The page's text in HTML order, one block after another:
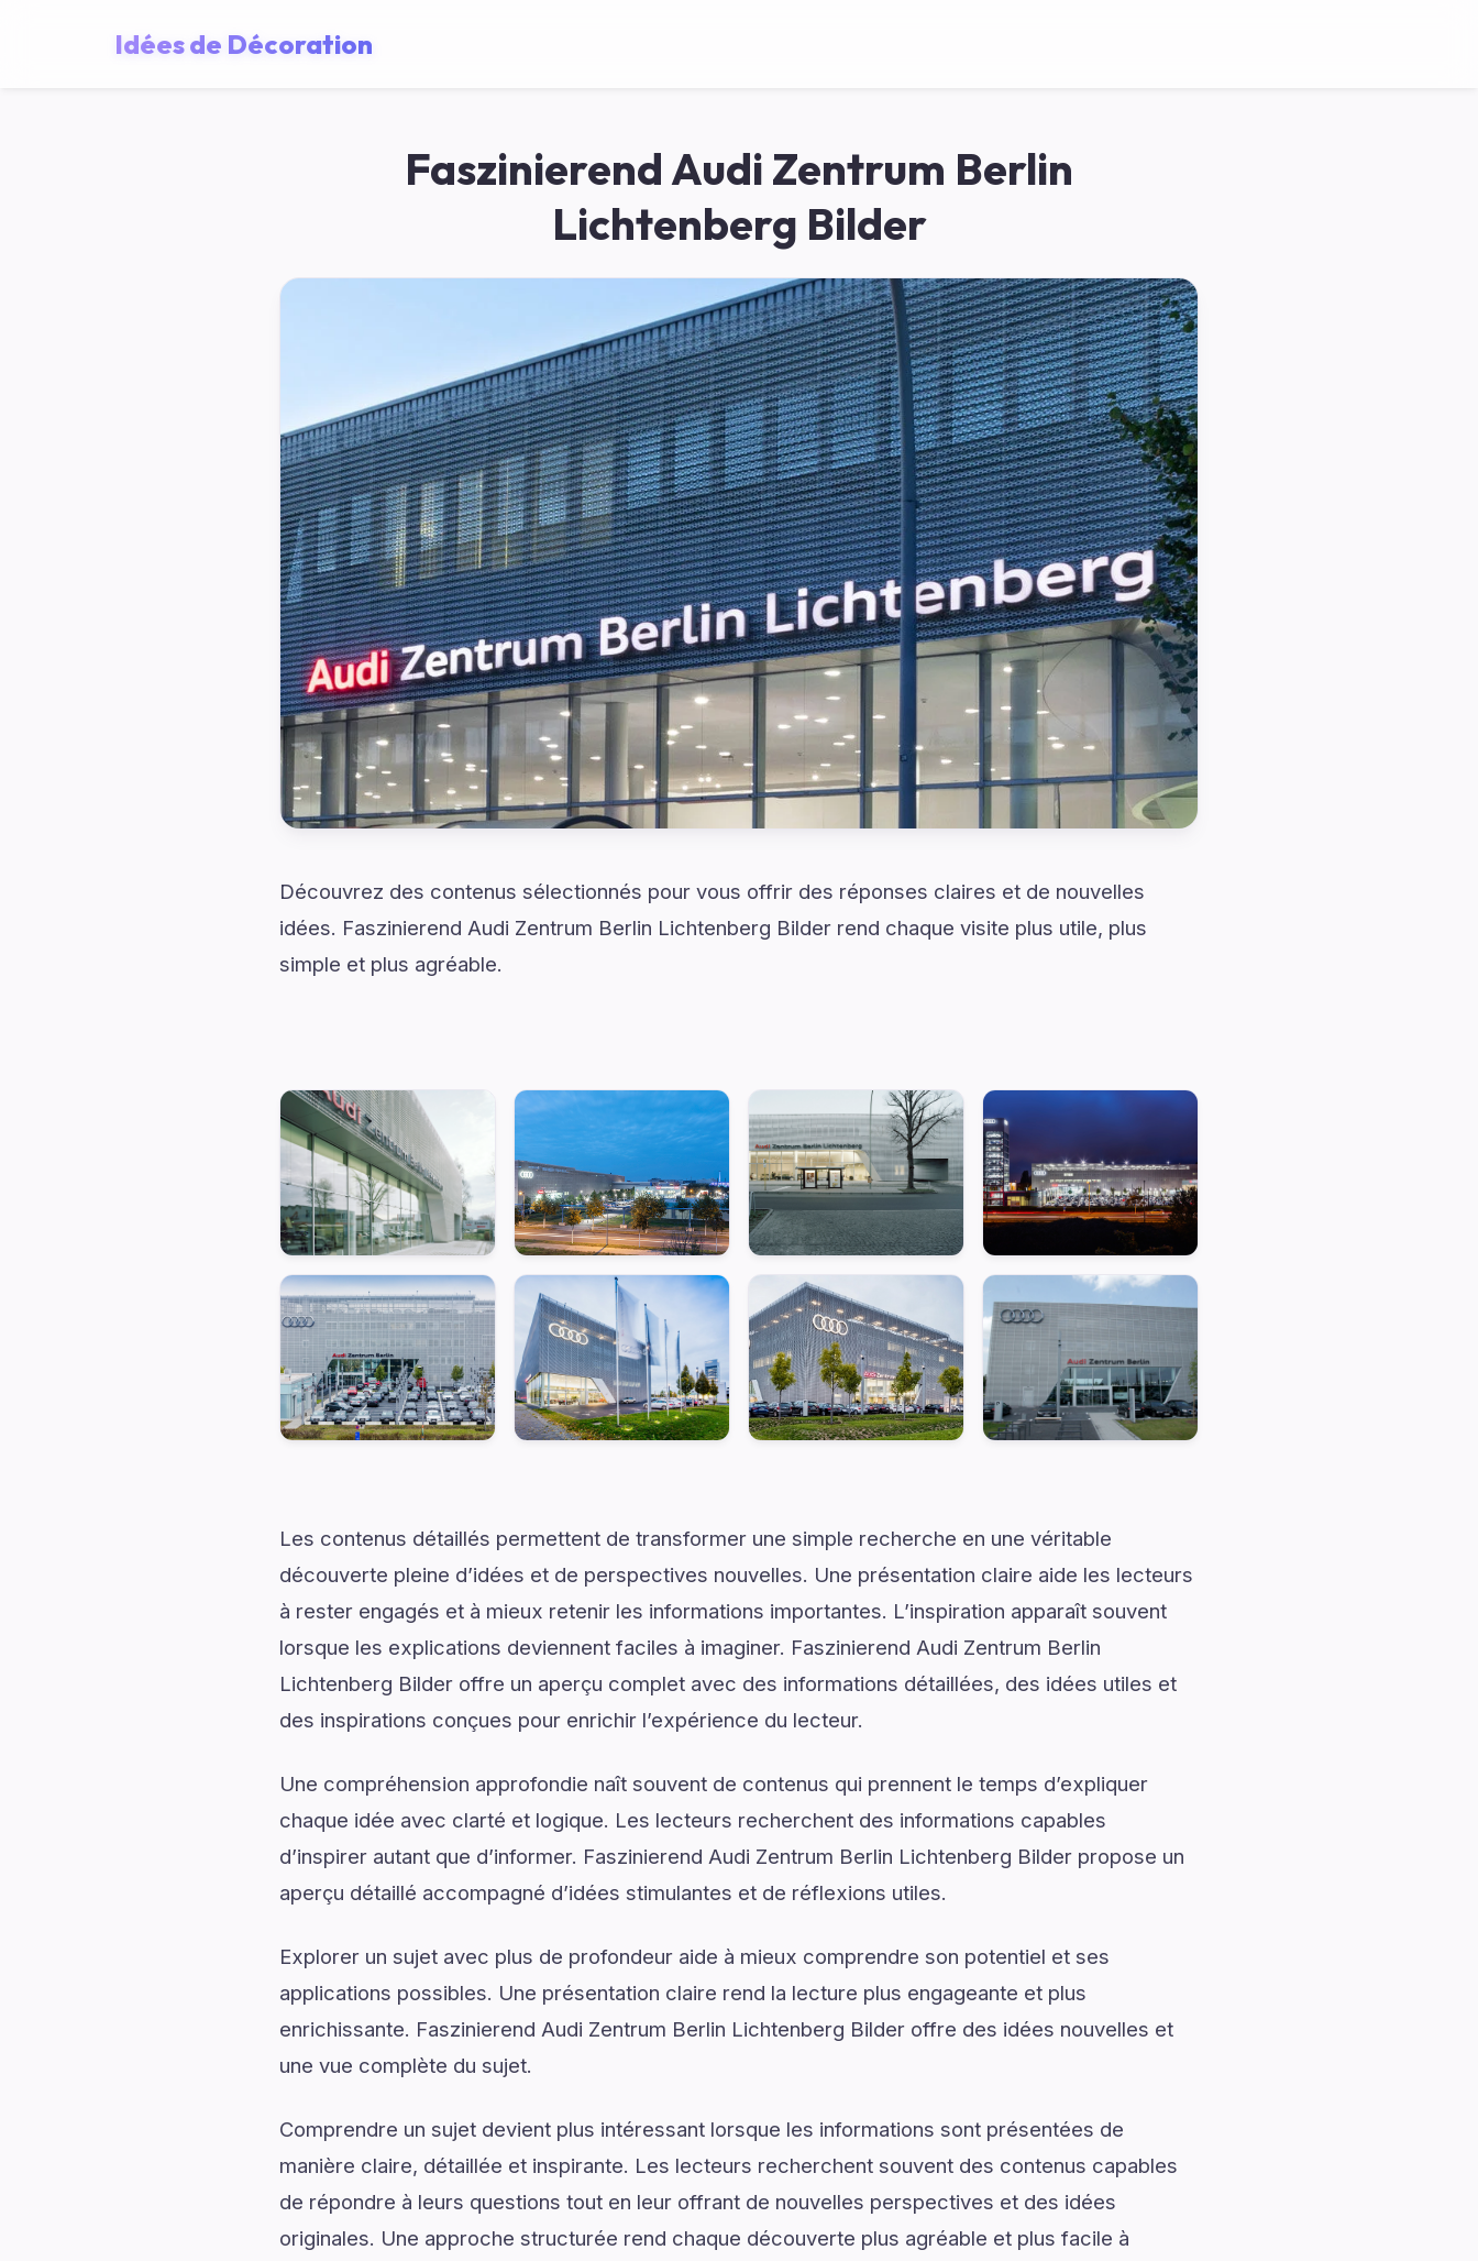
Idées de Décoration
Faszinierend Audi Zentrum Berlin
Lichtenberg Bilder
Découvrez des contenus sélectionnés pour vous offrir des réponses claires et de nouvelles
idées. Faszinierend Audi Zentrum Berlin Lichtenberg Bilder rend chaque visite plus utile, plus
simple et plus agréable.
Les contenus détaillés permettent de transformer une simple recherche en une véritable
découverte pleine d’idées et de perspectives nouvelles. Une présentation claire aide les lecteurs
à rester engagés et à mieux retenir les informations importantes. L’inspiration apparaît souvent
lorsque les explications deviennent faciles à imaginer. Faszinierend Audi Zentrum Berlin
Lichtenberg Bilder offre un aperçu complet avec des informations détaillées, des idées utiles et
des inspirations conçues pour enrichir l’expérience du lecteur.
Une compréhension approfondie naît souvent de contenus qui prennent le temps d’expliquer
chaque idée avec clarté et logique. Les lecteurs recherchent des informations capables
d’inspirer autant que d’informer. Faszinierend Audi Zentrum Berlin Lichtenberg Bilder propose un
aperçu détaillé accompagné d’idées stimulantes et de réflexions utiles.
Explorer un sujet avec plus de profondeur aide à mieux comprendre son potentiel et ses
applications possibles. Une présentation claire rend la lecture plus engageante et plus
enrichissante. Faszinierend Audi Zentrum Berlin Lichtenberg Bilder offre des idées nouvelles et
une vue complète du sujet.
Comprendre un sujet devient plus intéressant lorsque les informations sont présentées de
manière claire, détaillée et inspirante. Les lecteurs recherchent souvent des contenus capables
de répondre à leurs questions tout en leur offrant de nouvelles perspectives et des idées
originales. Une approche structurée rend chaque découverte plus agréable et plus facile à